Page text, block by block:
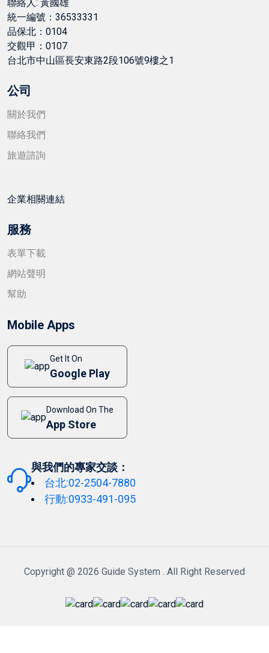
聯絡人: 黃國雄
統一編號：36533331
品保北：0104
交觀甲：0107
台北市中山區長安東路2段106號9樓之1
公司
關於我們
聯絡我們
旅遊諮詢
企業相關連結
服務
表單下載
網站聲明
幫助
Mobile Apps
Get It On
Google Play
Download On The
App Store
與我們的專家交談：
台北:02-2504-7880
行動:0933-491-095
Copyright @ 2026 Guide System . All Right Reserved